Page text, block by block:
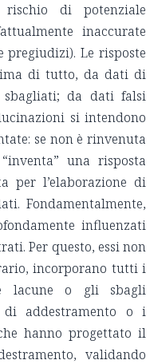
di potenziale
inaccurate
pregiudizi). Le risposte
di tutto, da dati di
sbagliati; da dati falsi
si intendono
se non è rinvenuta
una risposta
per l’elaborazione di
Fondamentalmente,
influenzati
Per questo, essi non
incorporano tutti i
lacune o gli sbagli
addestramento o i
hanno progettato il
validando